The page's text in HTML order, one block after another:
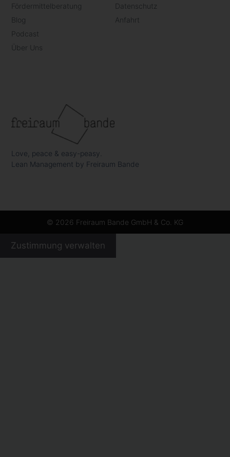
Love, peace & easy-peasy.
Lean Management by Freiraum Bande
Datenschutz
Anfahrt
Fördermittelberatung
Blog
Podcast
Über Uns
© 2026 Freiraum Bande GmbH & Co. KG
Zustimmung verwalten